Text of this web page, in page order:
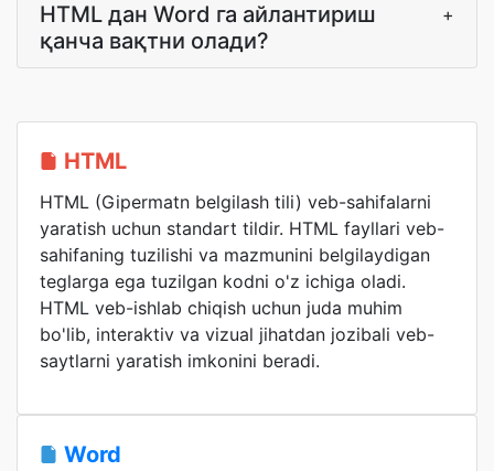
HTML дан Word га айлантириш
қанча вақтни олади?
+
HTML
HTML (Gipermatn belgilash tili) veb-sahifalarni
yaratish uchun standart tildir. HTML fayllari veb-
sahifaning tuzilishi va mazmunini belgilaydigan
teglarga ega tuzilgan kodni o'z ichiga oladi.
HTML veb-ishlab chiqish uchun juda muhim
bo'lib, interaktiv va vizual jihatdan jozibali veb-
saytlarni yaratish imkonini beradi.
Word